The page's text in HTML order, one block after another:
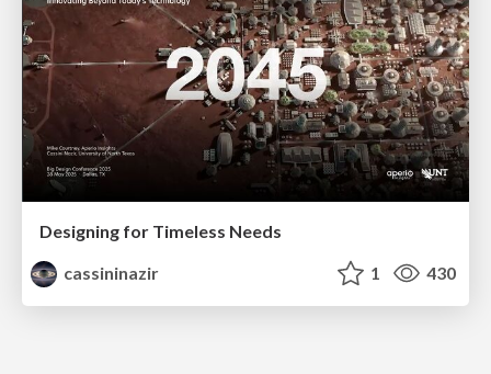
Designing for Timeless Needs
cassininazir
1 430